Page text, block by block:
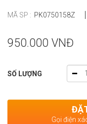
MÃ SP : PK0750158Z
950.000 VNĐ
SỐ LƯỢNG
Gọi điện